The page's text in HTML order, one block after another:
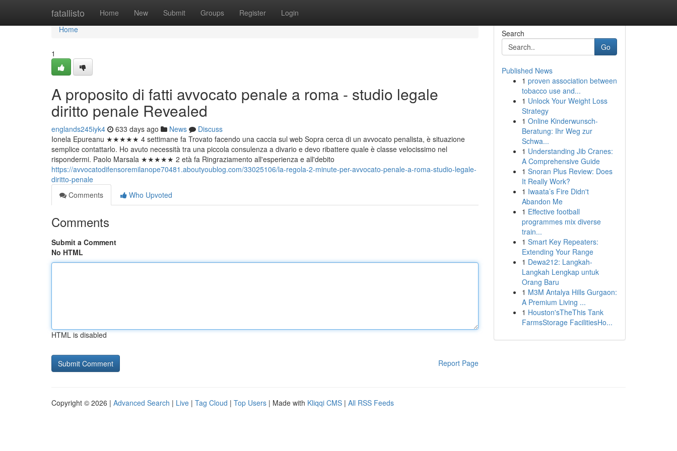
fatallisto Home New Submit Groups Register Login
Home
Home
1
A proposito di fatti avvocato penale a roma - studio legale
diritto penale Revealed
englands245iyk4 633 days ago News
Discuss
Ionela Epureanu ★★★★★ 4 settimane fa Trovato facendo una caccia sul web Sopra cerca di un avvocato penalista, è situazione
semplice contattarlo. Ho avuto necessità tra una piccola consulenza a divario e devo ribattere quale è classe velocissimo nel
rispondermi. Paolo Marsala ★★★★★ 2 età fa Ringraziamento all'esperienza e all'debito
https://avvocatodifensoremilanope70481.aboutyoublog.com/33025106/la-regola-2-minute-per-avvocato-penale-a-roma-studio-legale-
diritto-penale
Comments
Who Upvoted
Comments
Submit a Comment
No HTML
HTML is disabled
Report Page
Search
Go
Published News
1 proven association between
tobacco use and...
1 Unlock Your Weight Loss
Strategy
1 Online Kinderwunsch-
Beratung: Ihr Weg zur
Schwa...
1 Understanding Jib Cranes:
A Comprehensive Guide
1 Snoran Plus Review: Does
It Really Work?
1 Iwaata’s Fire Didn't
Abandon Me
1 Effective football
programmes mix diverse
train...
1 Smart Key Repeaters:
Extending Your Range
1 Dewa212: Langkah-
Langkah Lengkap untuk
Orang Baru
1 M3M Antalya Hills Gurgaon:
A Premium Living ...
1 Houston'sTheThis Tank
FarmsStorage FacilitiesHo...
Copyright © 2026 | Advanced Search | Live | Tag Cloud | Top Users | Made with Kliqqi CMS | All RSS Feeds